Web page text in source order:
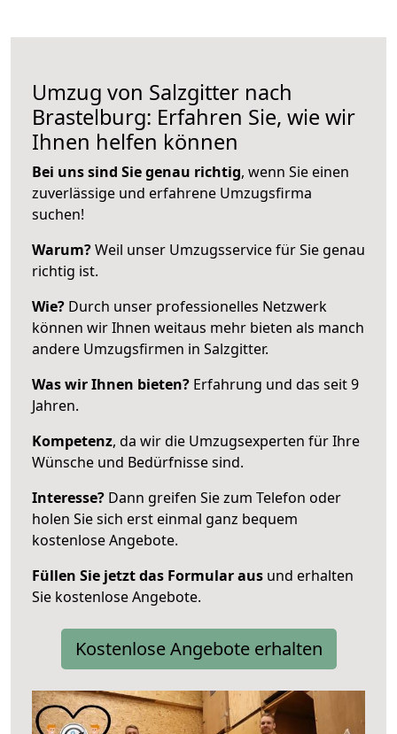
Umzug von Salzgitter nach
Brastelburg: Erfahren Sie, wie wir
Ihnen helfen können
Bei uns sind Sie genau richtig, wenn Sie einen
zuverlässige und erfahrene Umzugsfirma
suchen!
Warum?Weil unser Umzugsservice für Sie genau
richtig ist.
Wie? Durch unser professionelles Netzwerk
können wir Ihnen weitaus mehr bieten als manch
andere Umzugsfirmen in Salzgitter.
Was wir Ihnen bieten? Erfahrung und das seit 9
Jahren.
Kompetenz, da wir die Umzugsexperten für Ihre
Wünsche und Bedürfnisse sind.
Interesse? Dann greifen Sie zum Telefon oder
holen Sie sich erst einmal ganz bequem
kostenlose Angebote.
Füllen Sie jetzt das Formular aus und erhalten
Sie kostenlose Angebote.
Kostenlose Angebote erhalten